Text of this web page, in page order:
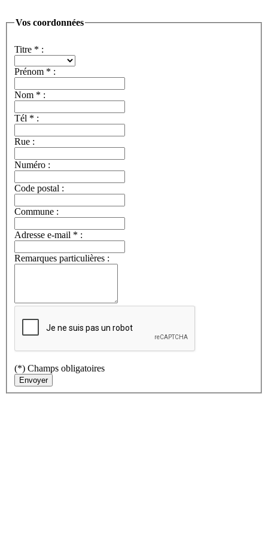
Vos coordonnées
Titre * :
Prénom * :
Nom * :
Tél * :
Rue :
Numéro :
Code postal :
Commune :
Adresse e-mail * :
Remarques particulières :
(*) Champs obligatoires
Envoyer